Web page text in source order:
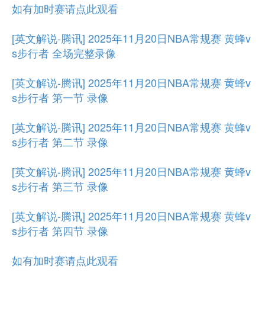
如有加时赛请点此观看
[英文解说-腾讯] 2025年11月20日NBA常规赛 黄蜂v
s步行者 全场完整录像
[英文解说-腾讯] 2025年11月20日NBA常规赛 黄蜂v
s步行者 第一节 录像
[英文解说-腾讯] 2025年11月20日NBA常规赛 黄蜂v
s步行者 第二节 录像
[英文解说-腾讯] 2025年11月20日NBA常规赛 黄蜂v
s步行者 第三节 录像
[英文解说-腾讯] 2025年11月20日NBA常规赛 黄蜂v
s步行者 第四节 录像
如有加时赛请点此观看